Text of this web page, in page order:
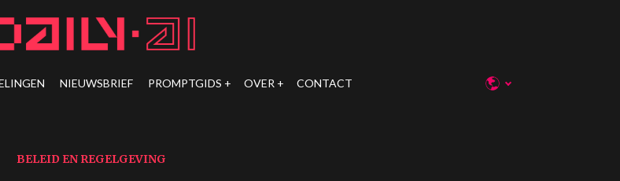
NIEUWSBRIEF PROMPTGIDS OVER CONTACT
BELEID EN REGELGEVING